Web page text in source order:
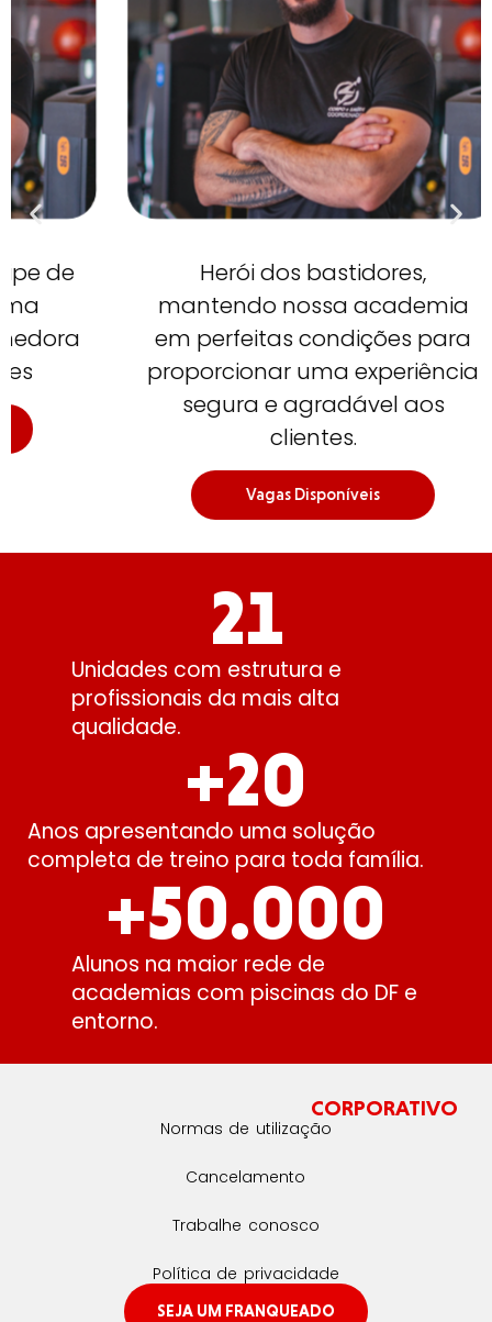
Herói dos bastidores,
mantendo nossa academia
em perfeitas condições para
proporcionar uma experiência
segura e agradável aos
clientes.
Vagas Disponíveis
Unidades com estrutura e
profissionais da mais alta
qualidade.
21
Anos apresentando uma solução
completa de treino para toda família.
+20
Alunos na maior rede de
academias com piscinas do DF e
entorno.
+50.000
CORPORATIVO
Normas de utilização
Cancelamento
Trabalhe conosco
Política de privacidade
SEJA UM FRANQUEADO